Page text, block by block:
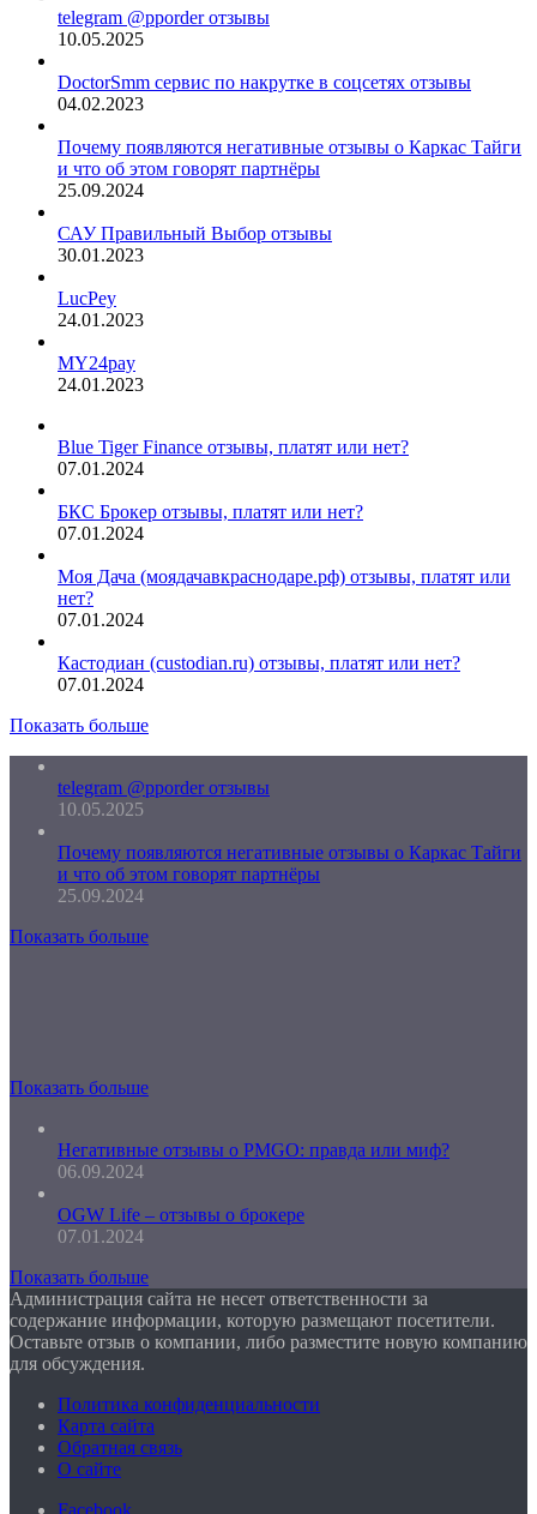
telegram @pporder отзывы
10.05.2025
DoctorSmm сервис по накрутке в соцсетях отзывы
04.02.2023
Почему появляются негативные отзывы о Каркас Тайги
и что об этом говорят партнёры
25.09.2024
САУ Правильный Выбор отзывы
30.01.2023
LucPey
24.01.2023
MY24pay
24.01.2023
Blue Tiger Finance отзывы, платят или нет?
07.01.2024
БКС Брокер отзывы, платят или нет?
07.01.2024
Моя Дача (моядачавкраснодаре.рф) отзывы, платят или
нет?
07.01.2024
Кастодиан (custodian.ru) отзывы, платят или нет?
07.01.2024
Показать больше
telegram @pporder отзывы
10.05.2025
Почему появляются негативные отзывы о Каркас Тайги
и что об этом говорят партнёры
25.09.2024
Показать больше
Показать больше
Негативные отзывы о PMGO: правда или миф?
06.09.2024
OGW Life – отзывы о брокере
07.01.2024
Показать больше
Администрация сайта не несет ответственности за
содержание информации, которую размещают посетители.
Оставьте отзыв о компании, либо разместите новую компанию
для обсуждения.
Политика конфиденциальности
Карта сайта
Обратная связь
О сайте